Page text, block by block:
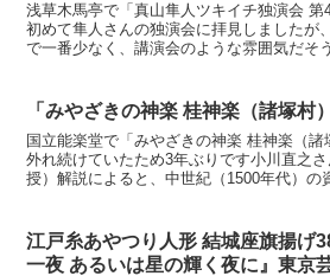
浅草木馬亭で「真山隼人ツキイチ独演会 第
初めて隼人さんの独演会に拝見しましたが
で一番少なく、講演会のような雰囲気だそ
「みやざきの神楽 桂神楽（諸塚村
国立能楽堂で「みやざきの神楽 桂神楽（
外れ続けていたため3年ぶりです小川直之
授）解説によると、中世紀（1500年代）の
江戸糸あやつり人形 結城座旗揚げ
一夜 あるいは星の輝く夜に』東京